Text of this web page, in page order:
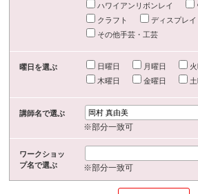
ハワイアンリボンレイ
クラフト
ディスプレイ
その他手芸・工芸
曜日を選ぶ 日曜日 月曜日
木曜日
金曜日
講師名で選ぶ
※部分一致可
ワークショッ
プ名で選ぶ
※部分一致可